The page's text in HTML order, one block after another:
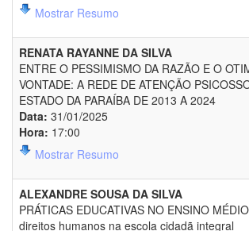
Mostrar Resumo
RENATA RAYANNE DA SILVA
ENTRE O PESSIMISMO DA RAZÃO E O
VONTADE: A REDE DE ATENÇÃO
ESTADO DA PARAÍBA DE 2013 A 2024
Data: 31/01/2025
Hora: 17:00
Mostrar Resumo
ALEXANDRE SOUSA DA SILVA
PRÁTICAS EDUCATIVAS NO ENSINO
direitos humanos na escola cidadã integral